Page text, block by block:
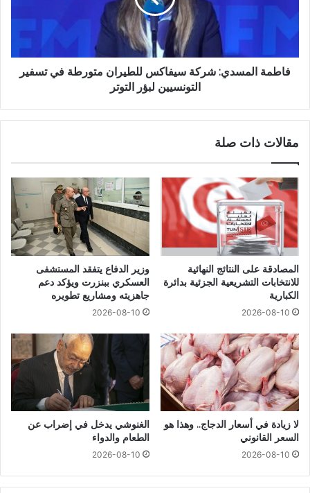
فاطمة المسدي: شركة سيفاكس للطيران متورطة في تسفير
التونسيين لبؤر التوتر
مقالات ذات صلة
المصادقة على النتائج النهائية
للانتخابات التشريعية الجزئية بدائرة
الكبارية
2026-08-10
وزير الدفاع يتفقد المستشفى
العسكري ببنزرت ويؤكد دعم
جاهزيته ومشاريع تطويره
2026-08-10
لا زيادة في أسعار الدجاج.. وهذا هو
السعر القانوني
2026-08-10
الغنوشي يدخل في إضراب عن
الطعام والدواء
2026-08-10